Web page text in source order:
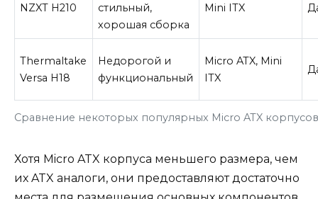
Сравнение некоторых популярных Micro ATX
NZXT H210
стильный,
хорошая сборка
Mini ITX
Thermaltake
Versa H18
Недорогой и
функциональный
Micro ATX, Mini
ITX
Хотя Micro ATX корпуса меньшего размера, чем
их ATX аналоги, они предоставляют достаточно